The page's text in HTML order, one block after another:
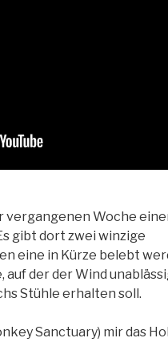
vergangenen Woche
gibt dort zwei winzige
eine in Kürze belebt
der der Wind
Stühle erhalten soll.
Sanctuary) mir das